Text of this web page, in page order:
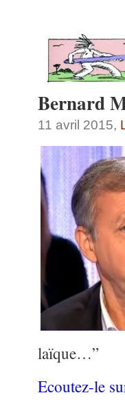
Bernard
11 avril 2015,
laïque…”
Ecoutez-le